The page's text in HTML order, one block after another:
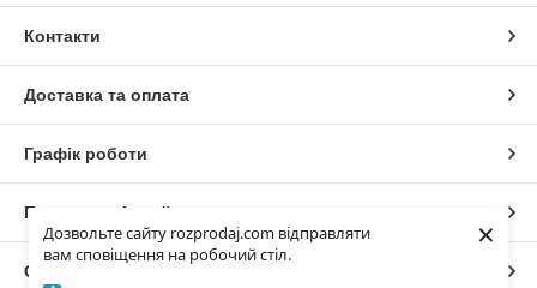
Дозвольте сайту rozprodaj.com відправляти
вам сповіщення на робочий стіл.
×
Контакти
Доставка та оплата
Графік роботи
Повна версія сайту
Сайт створено на маркетплейсі